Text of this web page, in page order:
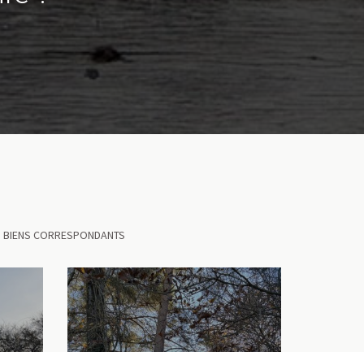
CORRESPONDANTS